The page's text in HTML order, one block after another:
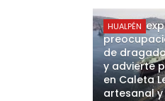
HUALPÉN
Alcalde
de
y advierte
en Caleta
artesanal